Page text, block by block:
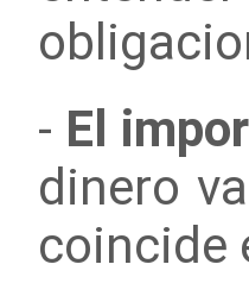
- El
dinero
coincide